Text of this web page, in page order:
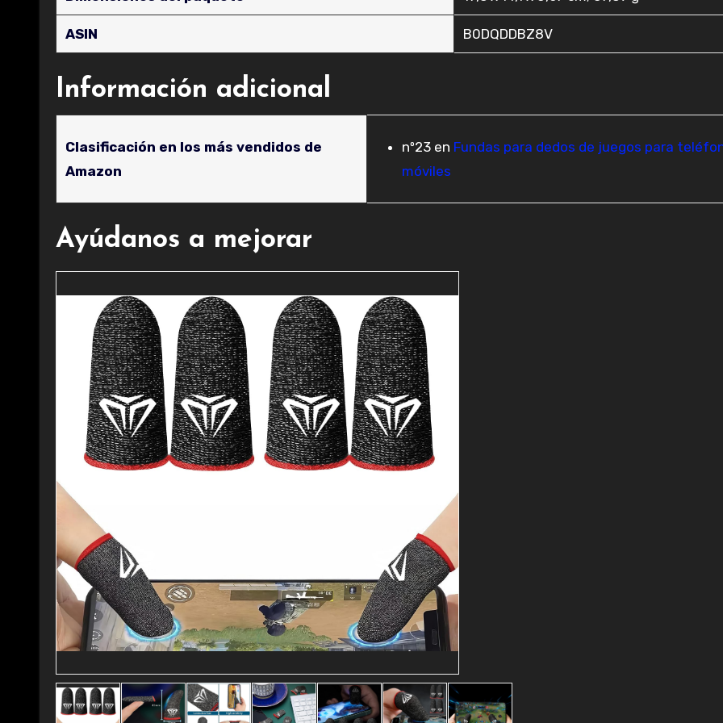
ASIN ‎B0DQDDBZ8V
Información adicional
Clasificación en los más vendidos de
Amazon
nº23 en Fundas para dedos de juegos para
móviles
Ayúdanos a mejorar